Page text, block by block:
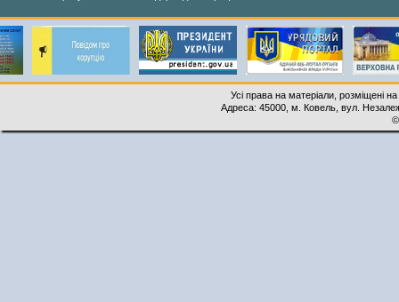
Усі права на матеріали, розміщені
Адреса: 45000, м. Ковель, вул.